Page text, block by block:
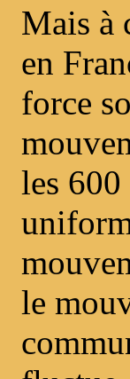
Mais à
en
force
les
le